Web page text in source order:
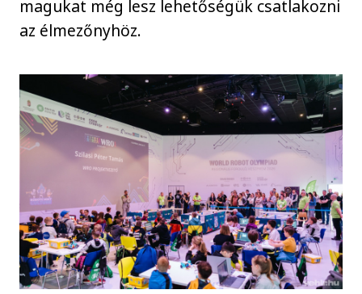
magukat még lesz lehetőségük csatlakozni
az élmezőnyhöz.